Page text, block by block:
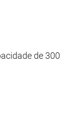
de 300